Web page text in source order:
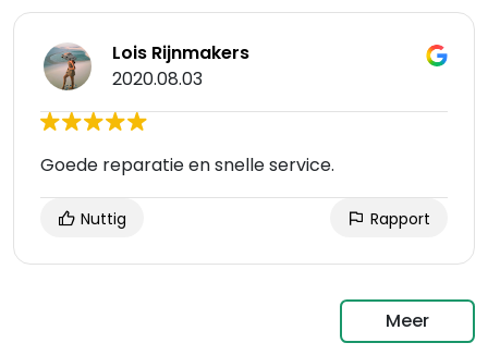
Lois Rijnmakers
2020.08.03
Goede reparatie en snelle service.
Nuttig Rapport
Meer